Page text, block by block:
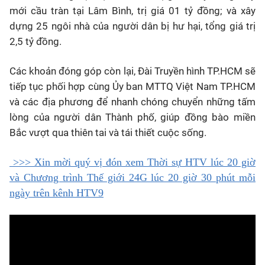
mới cầu tràn tại Lâm Bình, trị giá 01 tỷ đồng; và xây
dựng 25 ngôi nhà của người dân bị hư hại, tổng giá trị
2,5 tỷ đồng.
Các khoản đóng góp còn lại, Đài Truyền hình TP.HCM sẽ
tiếp tục phối hợp cùng Ủy ban MTTQ Việt Nam TP.HCM
và các địa phương để nhanh chóng chuyển những tấm
lòng của người dân Thành phố, giúp đồng bào miền
Bắc vượt qua thiên tai và tái thiết cuộc sống.
>>> Xin mời quý vị đón xem Thời sự HTV lúc 20 giờ
và Chương trình Thế giới 24G lúc 20 giờ 30 phút mỗi
ngày trên kênh HTV9